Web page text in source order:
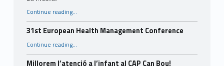
Continue reading“Finalitza amb èxit el projecte intergeneracional impulsat per CASAP, el CAP El Castell i l’Espai Jove La Masia.”
…
31st European Health Management Conference
Continue reading“31st European Health Management Conference”
…
Millorem l’atenció a l’infant al CAP Can Bou!